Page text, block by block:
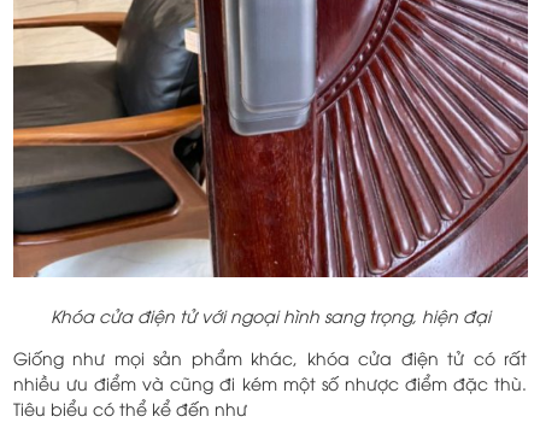
Khóa cửa điện tử với ngoại hình sang trọng, hiện đại
Giống như mọi sản phẩm khác, khóa cửa điện tử có rất
nhiều ưu điểm và cũng đi kém một số nhược điểm đặc thù.
Tiêu biểu có thể kể đến như